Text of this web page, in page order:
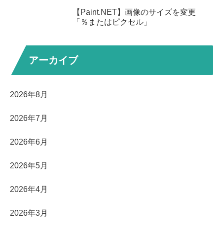
【Paint.NET】画像のサイズを変更
「％またはピクセル」
アーカイブ
2026年8月
2026年7月
2026年6月
2026年5月
2026年4月
2026年3月